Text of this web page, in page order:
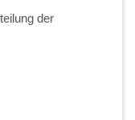
der